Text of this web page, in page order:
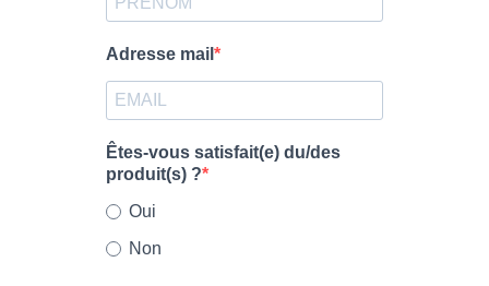
Adresse mail
Êtes-vous satisfait(e) du/des
produit(s) ?
Oui
Non